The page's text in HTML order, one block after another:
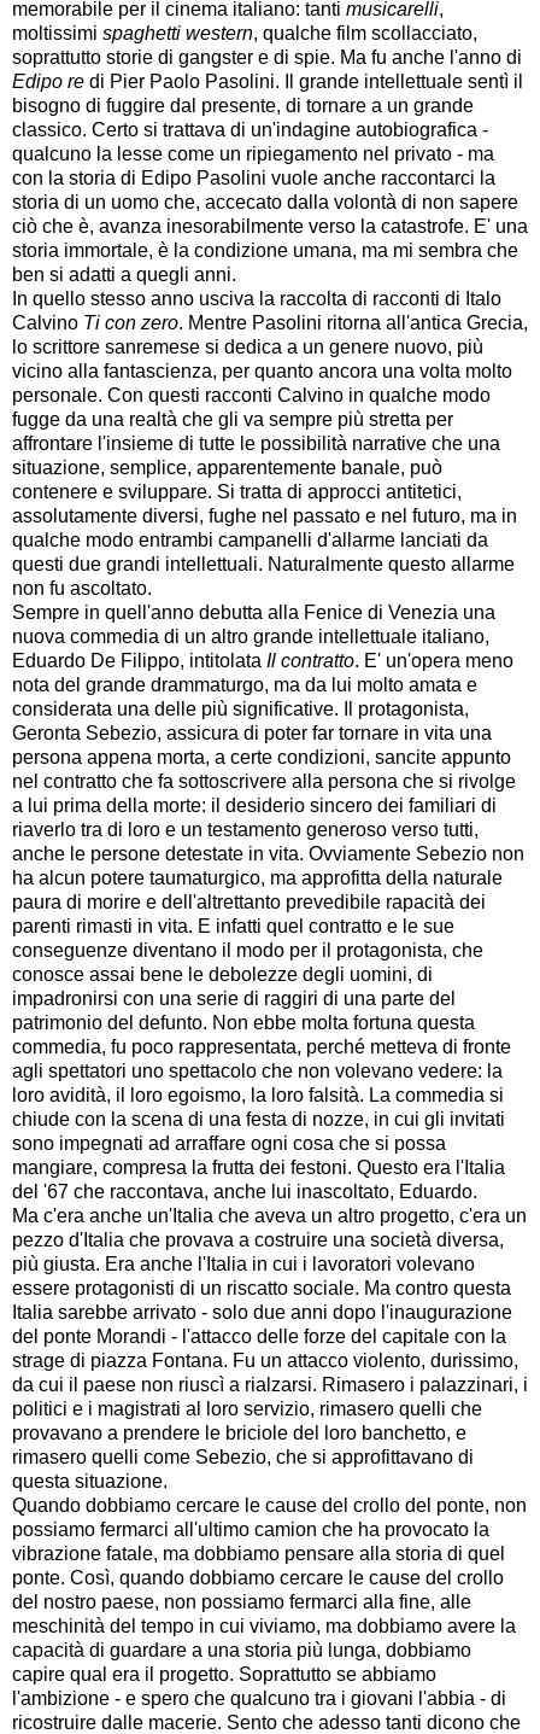
memorabile per il cinema italiano: tanti musicarelli,
moltissimi spaghetti western, qualche film scollacciato,
soprattutto storie di gangster e di spie. Ma fu anche l'anno di
Edipo re di Pier Paolo Pasolini. Il grande intellettuale sentì il
bisogno di fuggire dal presente, di tornare a un grande
classico. Certo si trattava di un'indagine autobiografica -
qualcuno la lesse come un ripiegamento nel privato - ma
con la storia di Edipo Pasolini vuole anche raccontarci la
storia di un uomo che, accecato dalla volontà di non sapere
ciò che è, avanza inesorabilmente verso la catastrofe. E' una
storia immortale, è la condizione umana, ma mi sembra che
ben si adatti a quegli anni.
In quello stesso anno usciva la raccolta di racconti di Italo
Calvino Ti con zero. Mentre Pasolini ritorna all'antica Grecia,
lo scrittore sanremese si dedica a un genere nuovo, più
vicino alla fantascienza, per quanto ancora una volta molto
personale. Con questi racconti Calvino in qualche modo
fugge da una realtà che gli va sempre più stretta per
affrontare l'insieme di tutte le possibilità narrative che una
situazione, semplice, apparentemente banale, può
contenere e sviluppare. Si tratta di approcci antitetici,
assolutamente diversi, fughe nel passato e nel futuro, ma in
qualche modo entrambi campanelli d'allarme lanciati da
questi due grandi intellettuali. Naturalmente questo allarme
non fu ascoltato.
Sempre in quell'anno debutta alla Fenice di Venezia una
nuova commedia di un altro grande intellettuale italiano,
Eduardo De Filippo, intitolata Il contratto. E' un'opera meno
nota del grande drammaturgo, ma da lui molto amata e
considerata una delle più significative. Il protagonista,
Geronta Sebezio, assicura di poter far tornare in vita una
persona appena morta, a certe condizioni, sancite appunto
nel contratto che fa sottoscrivere alla persona che si rivolge
a lui prima della morte: il desiderio sincero dei familiari di
riaverlo tra di loro e un testamento generoso verso tutti,
anche le persone detestate in vita. Ovviamente Sebezio non
ha alcun potere taumaturgico, ma approfitta della naturale
paura di morire e dell'altrettanto prevedibile rapacità dei
parenti rimasti in vita. E infatti quel contratto e le sue
conseguenze diventano il modo per il protagonista, che
conosce assai bene le debolezze degli uomini, di
impadronirsi con una serie di raggiri di una parte del
patrimonio del defunto. Non ebbe molta fortuna questa
commedia, fu poco rappresentata, perché metteva di fronte
agli spettatori uno spettacolo che non volevano vedere: la
loro avidità, il loro egoismo, la loro falsità. La commedia si
chiude con la scena di una festa di nozze, in cui gli invitati
sono impegnati ad arraffare ogni cosa che si possa
mangiare, compresa la frutta dei festoni. Questo era l'Italia
del '67 che raccontava, anche lui inascoltato, Eduardo.
Ma c'era anche un'Italia che aveva un altro progetto, c'era un
pezzo d'Italia che provava a costruire una società diversa,
più giusta. Era anche l'Italia in cui i lavoratori volevano
essere protagonisti di un riscatto sociale. Ma contro questa
Italia sarebbe arrivato - solo due anni dopo l'inaugurazione
del ponte Morandi - l'attacco delle forze del capitale con la
strage di piazza Fontana. Fu un attacco violento, durissimo,
da cui il paese non riuscì a rialzarsi. Rimasero i palazzinari, i
politici e i magistrati al loro servizio, rimasero quelli che
provavano a prendere le briciole del loro banchetto, e
rimasero quelli come Sebezio, che si approfittavano di
questa situazione.
Quando dobbiamo cercare le cause del crollo del ponte, non
possiamo fermarci all'ultimo camion che ha provocato la
vibrazione fatale, ma dobbiamo pensare alla storia di quel
ponte. Così, quando dobbiamo cercare le cause del crollo
del nostro paese, non possiamo fermarci alla fine, alle
meschinità del tempo in cui viviamo, ma dobbiamo avere la
capacità di guardare a una storia più lunga, dobbiamo
capire qual era il progetto. Soprattutto se abbiamo
l'ambizione - e spero che qualcuno tra i giovani l'abbia - di
ricostruire dalle macerie. Sento che adesso tanti dicono che